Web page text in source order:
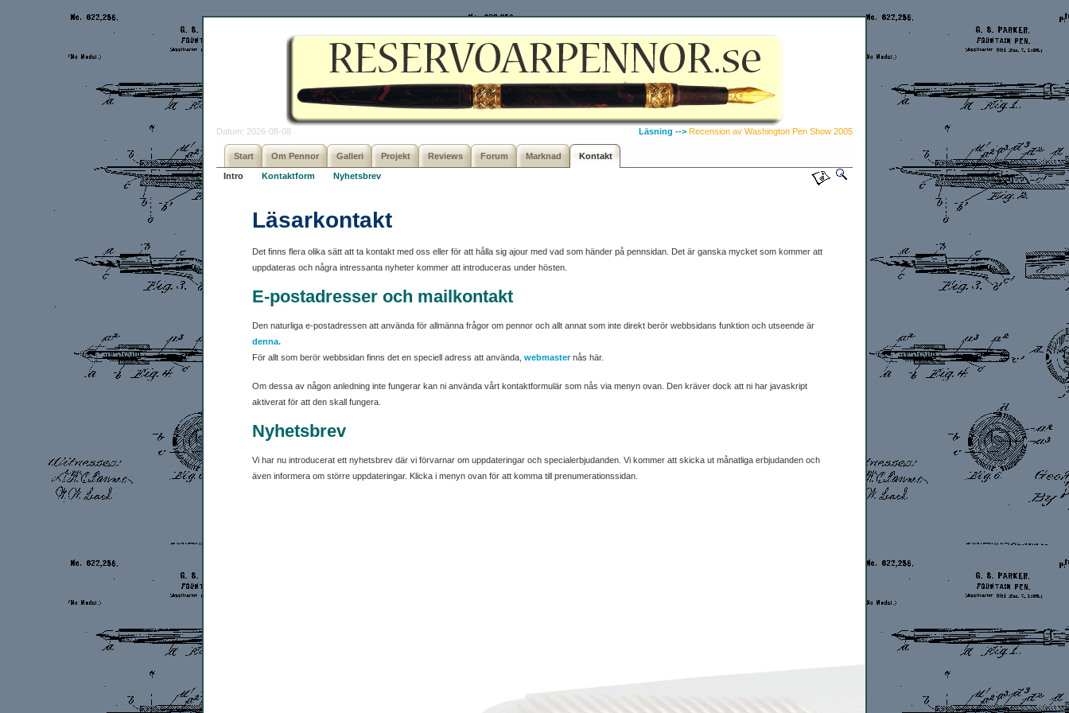
Datum: 2026-08-08 Läsning --> Recension av Washington Pen Show 2005
Start Om Pennor Galleri Projekt Reviews Forum Marknad Kontakt
Intro Kontaktform Nyhetsbrev
Läsarkontakt
Det finns flera olika sätt att ta kontakt med oss eller för att hålla sig ajour med vad som händer på pennsidan. Det är ganska mycket som kommer att
uppdateras och några intressanta nyheter kommer att introduceras under hösten.
E-postadresser och mailkontakt
Den naturliga e-postadressen att använda för allmänna frågor om pennor och allt annat som inte direkt berör webbsidans funktion och utseende är
denna.
För allt som berör webbsidan finns det en speciell adress att använda, webmasternås här.
Om dessa av någon anledning inte fungerar kan ni använda vårt kontaktformulär som nås via menyn ovan. Den kräver dock att ni har javaskript
aktiverat för att den skall fungera.
Nyhetsbrev
Vi har nu introducerat ett nyhetsbrev där vi förvarnar om uppdateringar och specialerbjudanden. Vi kommer att skicka ut månatliga erbjudanden och
även informera om större uppdateringar. Klicka i menyn ovan för att komma till prenumerationssidan.